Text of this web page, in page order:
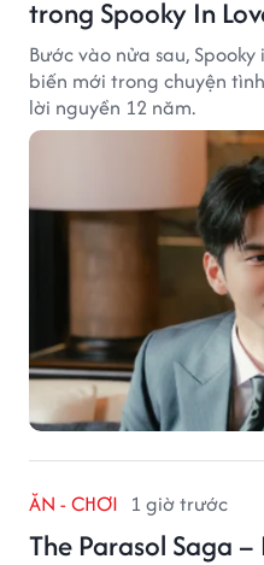
trong Spooky In
Bước vào nửa sau,
biến mới trong chuyện
lời nguyền 12 năm.
ĂN - CHƠI 1 giờ trước
The Parasol Saga